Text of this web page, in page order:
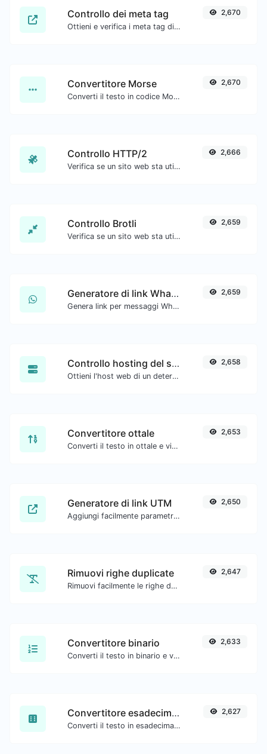
Controllo dei meta tag
Ottieni e verifica i meta tag di qualsiasi sito web.
2,670
Convertitore Morse
Converti il testo in codice Morse e viceversa per qualsiasi stringa di input.
2,670
Controllo HTTP/2
Verifica se un sito web sta utilizzando il nuovo protocollo HTTP/2.
2,666
Controllo Brotli
Verifica se un sito web sta utilizzando l'algoritmo di compressione Brotli.
2,659
Generatore di link WhatsApp
Genera link per messaggi WhatsApp con facilità.
2,659
Controllo hosting del sito web
Ottieni l'host web di un determinato sito web.
2,658
Convertitore ottale
Converti il testo in ottale e viceversa per qualsiasi input di stringa.
2,653
Generatore di link UTM
Aggiungi facilmente parametri UTM validi e genera un link tracciabile UTM.
2,650
Rimuovi righe duplicate
Rimuovi facilmente le righe duplicate da un testo.
2,647
Convertitore binario
Converti il testo in binario e viceversa per qualsiasi input di stringa.
2,633
Convertitore esadecimale
Converti il testo in esadecimale e viceversa per qualsiasi input di stringa.
2,627